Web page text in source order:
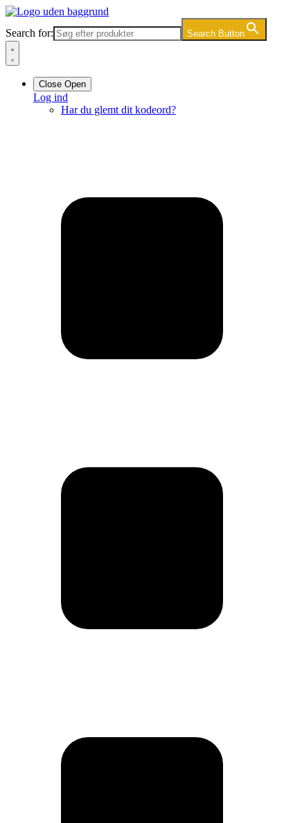
Videre
indhold
Search for: Search Button
Close Open
Log ind
Har du glemt dit kodeord?